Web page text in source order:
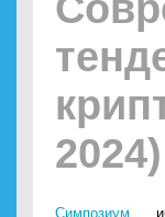
2024)
Симпозиум